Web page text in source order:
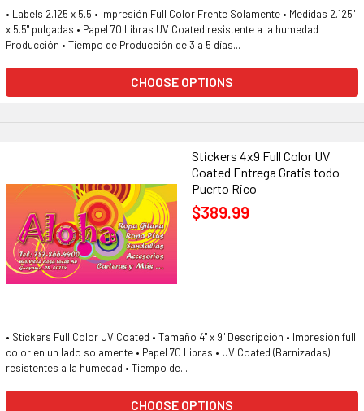
• Labels 2.125 x 5.5 • Impresión Full Color Frente Solamente • Medidas 2.125"
x 5.5" pulgadas • Papel 70 Libras UV Coated resistente a la humedad
Producción • Tiempo de Producción de 3 a 5 días...
CHOOSE OPTIONS
Stickers 4x9 Full Color UV
Coated Entrega Gratis todo
Puerto Rico
$389.99
• Stickers Full Color UV Coated • Tamaño 4" x 9" Descripción • Impresión full
color en un lado solamente • Papel 70 Libras • UV Coated (Barnizadas)
resistentes a la humedad • Tiempo de...
CHOOSE OPTIONS